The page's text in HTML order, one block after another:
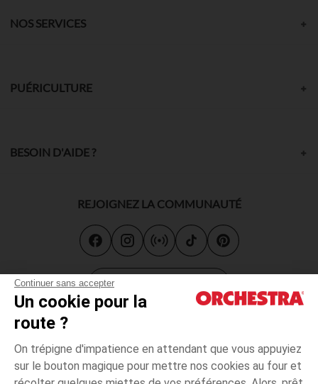
Continuer sans accepter
Un cookie pour la
route ?
On trépigne d'impatience en attendant que vous appuyiez
sur le bouton magique pour mettre nos cookies au four et
NOS SERVICES
PUÉRICULTURE
BESOIN D'AIDE ?
REJOIGNEZ LA COMMUNAUTÉ
Carte cadeau